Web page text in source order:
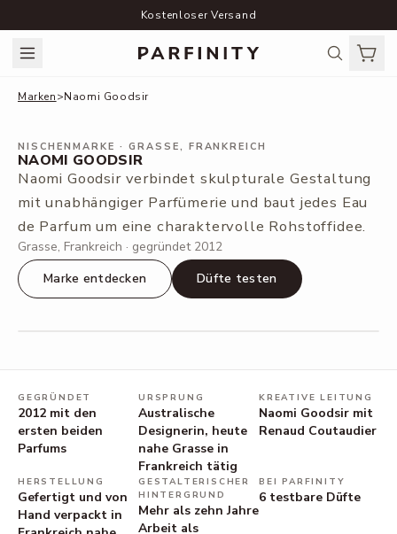
Kostenloser Versand
Marken>Naomi Goodsir
NISCHENMARKE · GRASSE, FRANKREICH
NAOMI GOODSIR
Naomi Goodsir verbindet skulpturale Gestaltung
mit unabhängiger Parfümerie und baut jedes Eau
de Parfum um eine charaktervolle Rohstoffidee.
Grasse, Frankreich · gegründet 2012
Marke entdecken
Düfte testen
GEGRÜNDET
2012 mit den
ersten beiden
Parfums
URSPRUNG
Australische
Designerin, heute
nahe Grasse in
Frankreich tätig
KREATIVE LEITUNG
Naomi Goodsir mit
Renaud Coutaudier
HERSTELLUNG
Gefertigt und von
Hand verpackt in
GESTALTERISCHER
HINTERGRUND
Mehr als zehn Jahre
Arbeit als
BEI PARFINITY
6 testbare Düfte